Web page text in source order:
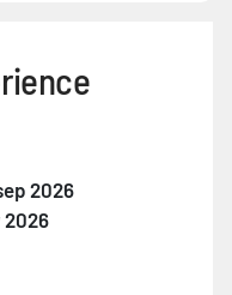
2026
2026